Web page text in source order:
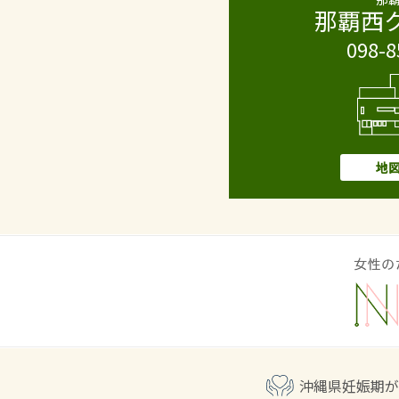
那覇西
098-
地
沖縄県妊娠期